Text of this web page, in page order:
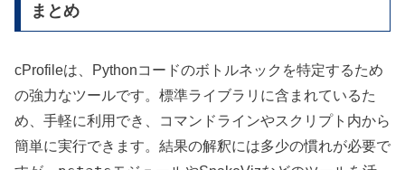
まとめ
cProfileは、Pythonコードのボトルネックを特定するため
の強力なツールです。標準ライブラリに含まれているた
め、手軽に利用でき、コマンドラインやスクリプト内から
簡単に実行できます。結果の解釈には多少の慣れが必要で